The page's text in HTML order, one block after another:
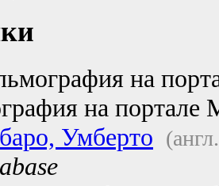
на
на портале
Умберто